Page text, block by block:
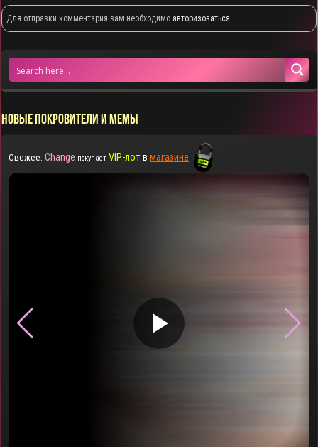
Для отправки комментария вам необходимо авторизоваться.
НОВЫЕ ПОКРОВИТЕЛИ И МЕМЫ
Свежее: Change покупает VIP-лотвмагазине
▶